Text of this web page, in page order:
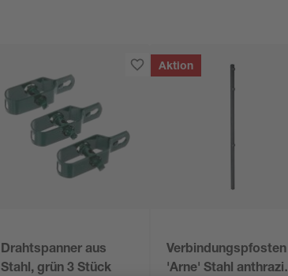
Drahtspanner aus
Stahl, grün 3 Stück
Aktion
Verbindungspfosten
'Arne' Stahl anthrazit